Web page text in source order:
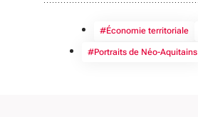
#Économie territoriale
#Portraits de Néo-Aquitains